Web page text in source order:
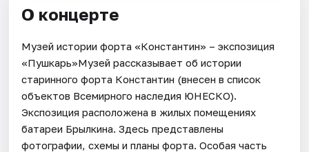
О концерте
Музей истории форта «Константин» – экспозиция
«Пушкарь»Музей рассказывает об истории
старинного форта Константин (внесен в список
объектов Всемирного наследия ЮНЕСКО).
Экспозиция расположена в жилых помещениях
батареи Брылкина. Здесь представлены
фотографии, схемы и планы форта. Особая часть